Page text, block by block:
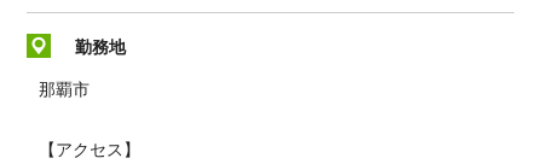
勤務地
那覇市
【アクセス】